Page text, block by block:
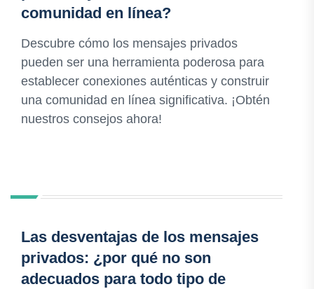
comunidad en línea?
Descubre cómo los mensajes privados
pueden ser una herramienta poderosa para
establecer conexiones auténticas y construir
una comunidad en línea significativa. ¡Obtén
nuestros consejos ahora!
Las desventajas de los mensajes
privados: ¿por qué no son
adecuados para todo tipo de